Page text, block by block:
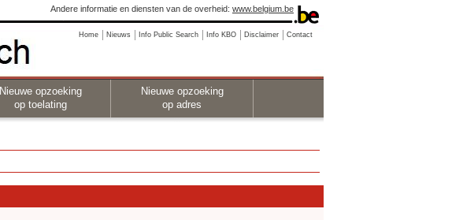
Andere informatie en diensten van de overheid: www.belgium.be
Home Nieuws Info Public Search Info KBO Disclaimer Contact
Nieuwe opzoeking
op toelating
Nieuwe opzoeking
op adres